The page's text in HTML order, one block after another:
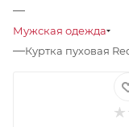
—
Мужская одежда
—Куртка пуховая